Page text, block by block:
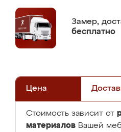
Замер,
бесплатно
Цена
Стоимость зависит от
материалов Вашей